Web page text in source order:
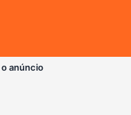
anúncio